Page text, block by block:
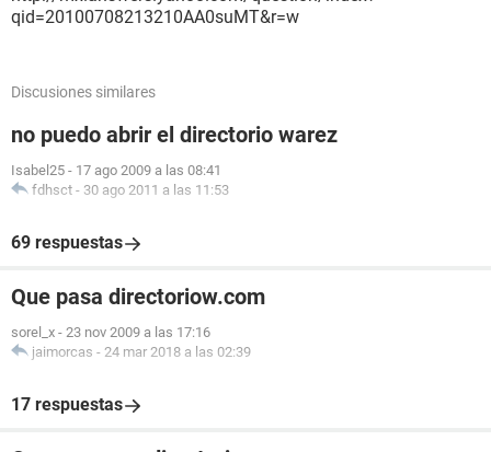
qid=20100708213210AA0suMT&r=w
Discusiones similares
no puedo abrir el directorio warez
Isabel25 - 17 ago 2009 a las 08:41
fdhsct - 30 ago 2011 a las 11:53
69 respuestas
Que pasa directoriow.com
sorel_x - 23 nov 2009 a las 17:16
jaimorcas - 24 mar 2018 a las 02:39
17 respuestas